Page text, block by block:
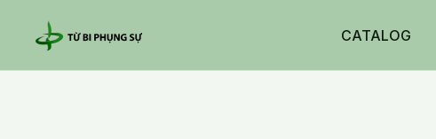
CATALOG